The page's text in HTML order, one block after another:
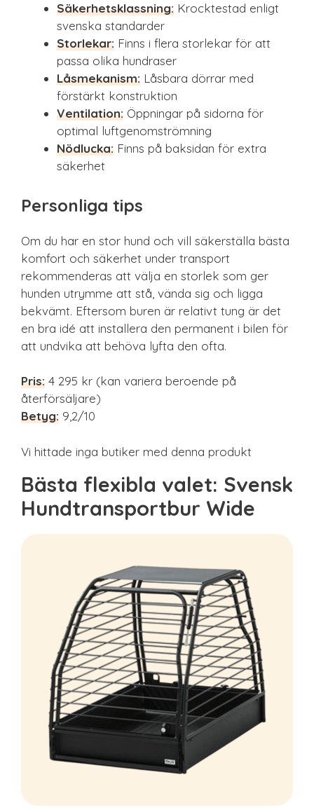
Säkerhetsklassning: Krocktestad enligt
svenska standarder
Storlekar: Finns i flera storlekar för att
passa olika hundraser
Låsmekanism: Låsbara dörrar med
förstärkt konstruktion
Ventilation: Öppningar på sidorna för
optimal luftgenomströmning
Nödlucka: Finns på baksidan för extra
säkerhet
Personliga tips
Om du har en stor hund och vill säkerställa bästa
komfort och säkerhet under transport
rekommenderas att välja en storlek som ger
hunden utrymme att stå, vända sig och ligga
bekvämt. Eftersom buren är relativt tung är det
en bra idé att installera den permanent i bilen för
att undvika att behöva lyfta den ofta.
Pris: 4 295 kr (kan variera beroende på
återförsäljare)
Betyg: 9,2/10
Vi hittade inga butiker med denna produkt
Bästa flexibla valet: Svensk
Hundtransportbur Wide